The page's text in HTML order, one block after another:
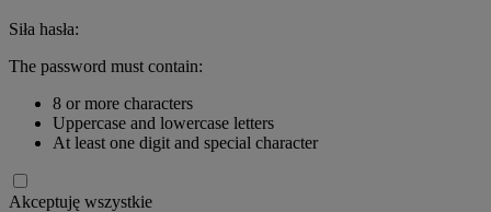
Siła hasła:
The password must contain:
8 or more characters
Uppercase and lowercase letters
At least one digit and special character
Akceptuję wszystkie